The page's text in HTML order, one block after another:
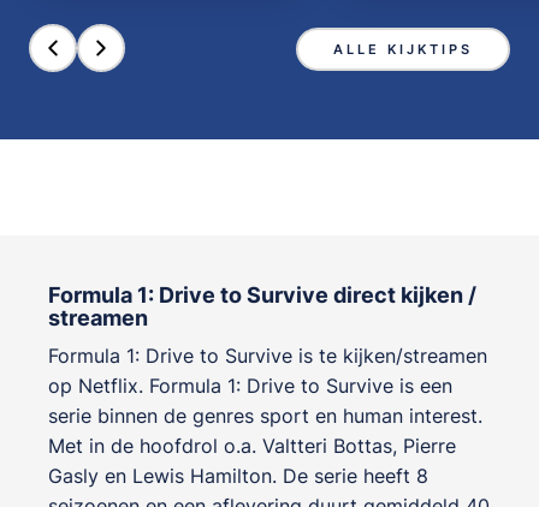
ALLE KIJKTIPS
Formula 1: Drive to Survive direct kijken /
streamen
Formula 1: Drive to Survive is te kijken/streamen
op Netflix. Formula 1: Drive to Survive is een
serie binnen de genres sport en human interest.
Met in de hoofdrol o.a. Valtteri Bottas, Pierre
Gasly en Lewis Hamilton. De serie heeft 8